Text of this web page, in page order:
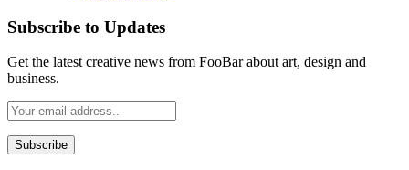
Subscribe to Updates
Get the latest creative news from FooBar about art, design and
business.